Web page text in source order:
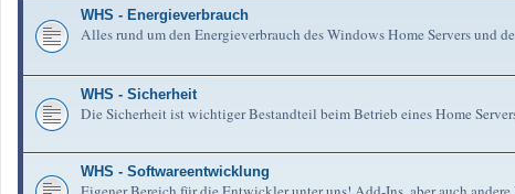
WHS - Energieverbrauch
Alles rund um den Energieverbrauch des Windows Home Servers und
WHS - Sicherheit
Die Sicherheit ist wichtiger Bestandteil beim Betrieb eines Home
WHS - Softwareentwicklung